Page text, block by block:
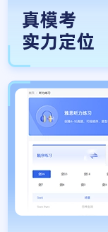
真模考
实力定位